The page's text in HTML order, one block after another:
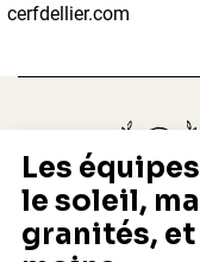
cerfdellier.com
Depuis
Fabricant français